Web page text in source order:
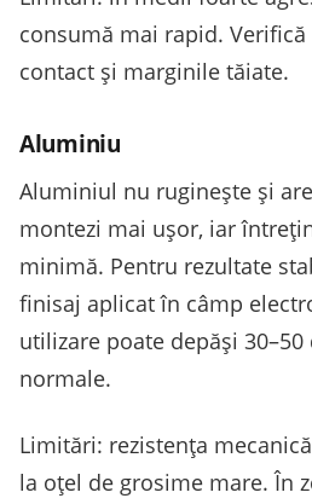
consumă mai rapid.
contact și marginile tăiate.
Aluminiu
Aluminiul nu ruginește și
montezi mai ușor, iar
minimă. Pentru rezultate
finisaj aplicat în câmp
utilizare poate depăși
normale.
Limitări: rezistența
la oțel de grosime mare. În